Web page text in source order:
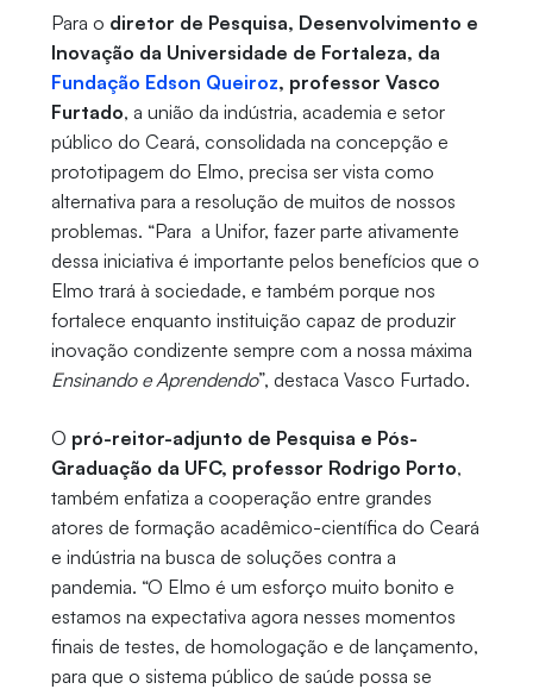
Para o diretor de Pesquisa, Desenvolvimento e
Inovação da Universidade de Fortaleza, da
Fundação Edson Queiroz, professor Vasco
Furtado, a união da indústria, academia e setor
público do Ceará, consolidada na concepção e
prototipagem do Elmo, precisa ser vista como
alternativa para a resolução de muitos de nossos
problemas. “Para a Unifor, fazer parte ativamente
dessa iniciativa é importante pelos benefícios que o
Elmo trará à sociedade, e também porque nos
fortalece enquanto instituição capaz de produzir
inovação condizente sempre com a nossa máxima
Ensinando e Aprendendo”, destaca Vasco Furtado.
O pró-reitor-adjunto de Pesquisa e Pós-
Graduação da UFC, professor Rodrigo Porto,
também enfatiza a cooperação entre grandes
atores de formação acadêmico-científica do Ceará
e indústria na busca de soluções contra a
pandemia. “O Elmo é um esforço muito bonito e
estamos na expectativa agora nesses momentos
finais de testes, de homologação e de lançamento,
para que o sistema público de saúde possa se